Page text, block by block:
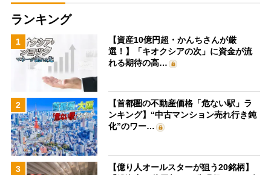
ランキング
1
【資産10億円超・かんちさんが厳
選！】「キオクシアの次」に資金が流
れる期待の高…
2
【首都圏の不動産価格「危ない駅」ラ
ンキング】“中古マンション売れ行き鈍
化”のワー…
3
【億り人オールスターが狙う20銘柄】